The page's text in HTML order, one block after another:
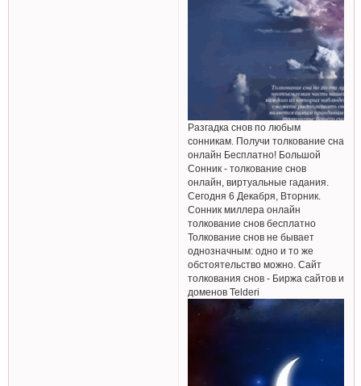
Разгадка снов по любым
сонникам. Получи толкование сна
онлайн Бесплатно! Большой
Сонник - толкование снов
онлайн, виртуальные гадания.
Сегодня 6 Декабря, Вторник.
Сонник миллера онлайн
толкование снов бесплатно
Толкование снов не бывает
однозначным: одно и то же
обстоятельство можно. Сайт
толкования снов - Биржа сайтов и
доменов Telderi